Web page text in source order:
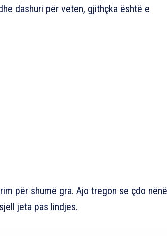
dashuri për veten, gjithçka është e
për shumë gra. Ajo tregon se çdo nënë
jeta pas lindjes.